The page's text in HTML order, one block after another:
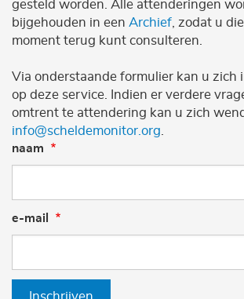
gesteld worden. Alle attenderingen
bijgehouden in een Archief , zodat u
moment terug kunt consulteren.
Via onderstaande formulier kan u zich
op deze service. Indien er verdere
omtrent te attendering kan u zich
info@scheldemonitor.org
naam
e-mail